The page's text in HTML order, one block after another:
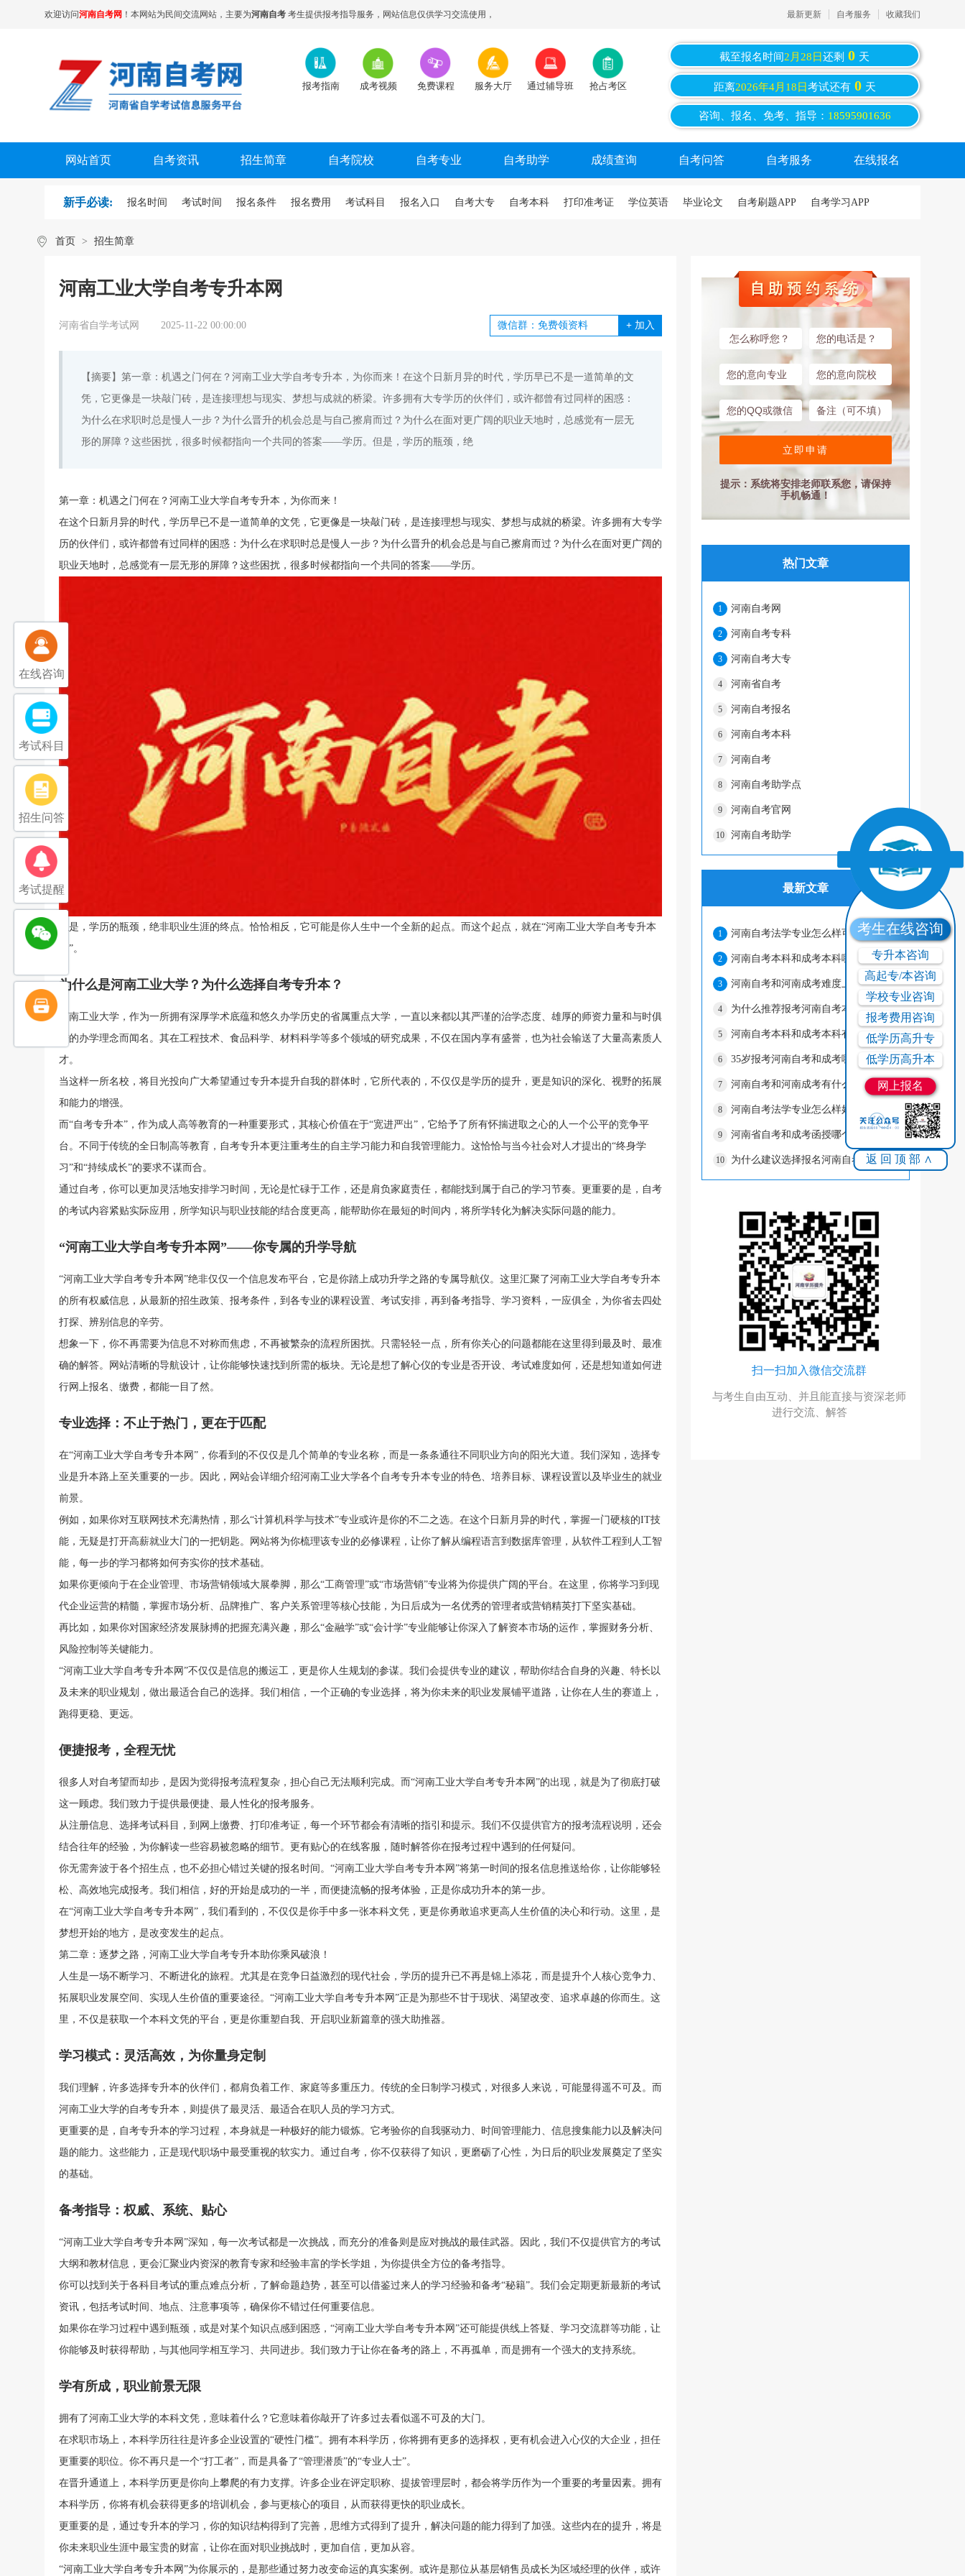
欢迎访问河南自考网 ！本网站为民间交流网站，主要为河南自考 考生提供报考指导服务，网站信息仅供学习交流使用， 最新更新 自考服务 收藏我们
报考指南 成考视频 免费课程 服务大厅 通过辅导班 抢占考区
截至报名时间2月28日还剩 0 天
距离2026年4月18日考试还有 0 天
咨询、报名、免考、指导： 18595901636
网站首页 自考资讯 招生简章 自考院校 自考专业 自考助学 成绩查询 自考问答 自考服务 在线报名
新手必读: 报名时间 考试时间 报名条件 报名费用 考试科目 报名入口 自考大专 自考本科 打印准考证 学位英语 毕业论文 自考刷题APP 自考学习APP
首页 > 招生简章
河南工业大学自考专升本网
河南省自学考试网 2025-11-22 00:00:00 + 加入
【摘要】第一章：机遇之门何在？河南工业大学自考专升本，为你而来！在这个日新月异的时代，学历早已不是一道简单的文
凭，它更像是一块敲门砖，是连接理想与现实、梦想与成就的桥梁。许多拥有大专学历的伙伴们，或许都曾有过同样的困惑：
为什么在求职时总是慢人一步？为什么晋升的机会总是与自己擦肩而过？为什么在面对更广阔的职业天地时，总感觉有一层无
形的屏障？这些困扰，很多时候都指向一个共同的答案——学历。但是，学历的瓶颈，绝
第一章：机遇之门何在？河南工业大学自考专升本，为你而来！
在这个日新月异的时代，学历早已不是一道简单的文凭，它更像是一块敲门砖，是连接理想与现实、梦想与成就的桥梁。许多拥有大专学
历的伙伴们，或许都曾有过同样的困惑：为什么在求职时总是慢人一步？为什么晋升的机会总是与自己擦肩而过？为什么在面对更广阔的
职业天地时，总感觉有一层无形的屏障？这些困扰，很多时候都指向一个共同的答案——学历。
但是，学历的瓶颈，绝非职业生涯的终点。恰恰相反，它可能是你人生中一个全新的起点。而这个起点，就在“河南工业大学自考专升本
网”。
为什么是河南工业大学？为什么选择自考专升本？
河南工业大学，作为一所拥有深厚学术底蕴和悠久办学历史的省属重点大学，一直以来都以其严谨的治学态度、雄厚的师资力量和与时俱
进的办学理念而闻名。其在工程技术、食品科学、材料科学等多个领域的研究成果，不仅在国内享有盛誉，也为社会输送了大量高素质人
才。
当这样一所名校，将目光投向广大希望通过专升本提升自我的群体时，它所代表的，不仅仅是学历的提升，更是知识的深化、视野的拓展
和能力的增强。
而“自考专升本”，作为成人高等教育的一种重要形式，其核心价值在于“宽进严出”，它给予了所有怀揣进取之心的人一个公平的竞争平
台。不同于传统的全日制高等教育，自考专升本更注重考生的自主学习能力和自我管理能力。这恰恰与当今社会对人才提出的“终身学
习”和“持续成长”的要求不谋而合。
通过自考，你可以更加灵活地安排学习时间，无论是忙碌于工作，还是肩负家庭责任，都能找到属于自己的学习节奏。更重要的是，自考
的考试内容紧贴实际应用，所学知识与职业技能的结合度更高，能帮助你在最短的时间内，将所学转化为解决实际问题的能力。
“河南工业大学自考专升本网”——你专属的升学导航
“河南工业大学自考专升本网”绝非仅仅一个信息发布平台，它是你踏上成功升学之路的专属导航仪。这里汇聚了河南工业大学自考专升本
的所有权威信息，从最新的招生政策、报考条件，到各专业的课程设置、考试安排，再到备考指导、学习资料，一应俱全，为你省去四处
打探、辨别信息的辛劳。
想象一下，你不再需要为信息不对称而焦虑，不再被繁杂的流程所困扰。只需轻轻一点，所有你关心的问题都能在这里得到最及时、最准
确的解答。网站清晰的导航设计，让你能够快速找到所需的板块。无论是想了解心仪的专业是否开设、考试难度如何，还是想知道如何进
行网上报名、缴费，都能一目了然。
专业选择：不止于热门，更在于匹配
在“河南工业大学自考专升本网”，你看到的不仅仅是几个简单的专业名称，而是一条条通往不同职业方向的阳光大道。我们深知，选择专
业是升本路上至关重要的一步。因此，网站会详细介绍河南工业大学各个自考专升本专业的特色、培养目标、课程设置以及毕业生的就业
前景。
例如，如果你对互联网技术充满热情，那么“计算机科学与技术”专业或许是你的不二之选。在这个日新月异的时代，掌握一门硬核的IT技
能，无疑是打开高薪就业大门的一把钥匙。网站将为你梳理该专业的必修课程，让你了解从编程语言到数据库管理，从软件工程到人工智
能，每一步的学习都将如何夯实你的技术基础。
如果你更倾向于在企业管理、市场营销领域大展拳脚，那么“工商管理”或“市场营销”专业将为你提供广阔的平台。在这里，你将学习到现
代企业运营的精髓，掌握市场分析、品牌推广、客户关系管理等核心技能，为日后成为一名优秀的管理者或营销精英打下坚实基础。
再比如，如果你对国家经济发展脉搏的把握充满兴趣，那么“金融学”或“会计学”专业能够让你深入了解资本市场的运作，掌握财务分析、
风险控制等关键能力。
“河南工业大学自考专升本网”不仅仅是信息的搬运工，更是你人生规划的参谋。我们会提供专业的建议，帮助你结合自身的兴趣、特长以
及未来的职业规划，做出最适合自己的选择。我们相信，一个正确的专业选择，将为你未来的职业发展铺平道路，让你在人生的赛道上，
跑得更稳、更远。
便捷报考，全程无忧
很多人对自考望而却步，是因为觉得报考流程复杂，担心自己无法顺利完成。而“河南工业大学自考专升本网”的出现，就是为了彻底打破
这一顾虑。我们致力于提供最便捷、最人性化的报考服务。
从注册信息、选择考试科目，到网上缴费、打印准考证，每一个环节都会有清晰的指引和提示。我们不仅提供官方的报考流程说明，还会
结合往年的经验，为你解读一些容易被忽略的细节。更有贴心的在线客服，随时解答你在报考过程中遇到的任何疑问。
你无需奔波于各个招生点，也不必担心错过关键的报名时间。“河南工业大学自考专升本网”将第一时间的报名信息推送给你，让你能够轻
松、高效地完成报考。我们相信，好的开始是成功的一半，而便捷流畅的报考体验，正是你成功升本的第一步。
在“河南工业大学自考专升本网”，我们看到的，不仅仅是你手中多一张本科文凭，更是你勇敢追求更高人生价值的决心和行动。这里，是
梦想开始的地方，是改变发生的起点。
第二章：逐梦之路，河南工业大学自考专升本助你乘风破浪！
人生是一场不断学习、不断进化的旅程。尤其是在竞争日益激烈的现代社会，学历的提升已不再是锦上添花，而是提升个人核心竞争力、
拓展职业发展空间、实现人生价值的重要途径。“河南工业大学自考专升本网”正是为那些不甘于现状、渴望改变、追求卓越的你而生。这
里，不仅是获取一个本科文凭的平台，更是你重塑自我、开启职业新篇章的强大助推器。
学习模式：灵活高效，为你量身定制
我们理解，许多选择专升本的伙伴们，都肩负着工作、家庭等多重压力。传统的全日制学习模式，对很多人来说，可能显得遥不可及。而
河南工业大学的自考专升本，则提供了最灵活、最适合在职人员的学习方式。
更重要的是，自考专升本的学习过程，本身就是一种极好的能力锻炼。它考验你的自我驱动力、时间管理能力、信息搜集能力以及解决问
题的能力。这些能力，正是现代职场中最受重视的软实力。通过自考，你不仅获得了知识，更磨砺了心性，为日后的职业发展奠定了坚实
的基础。
备考指导：权威、系统、贴心
“河南工业大学自考专升本网”深知，每一次考试都是一次挑战，而充分的准备则是应对挑战的最佳武器。因此，我们不仅提供官方的考试
大纲和教材信息，更会汇聚业内资深的教育专家和经验丰富的学长学姐，为你提供全方位的备考指导。
你可以找到关于各科目考试的重点难点分析，了解命题趋势，甚至可以借鉴过来人的学习经验和备考“秘籍”。我们会定期更新最新的考试
资讯，包括考试时间、地点、注意事项等，确保你不错过任何重要信息。
如果你在学习过程中遇到瓶颈，或是对某个知识点感到困惑，“河南工业大学自考专升本网”还可能提供线上答疑、学习交流群等功能，让
你能够及时获得帮助，与其他同学相互学习、共同进步。我们致力于让你在备考的路上，不再孤单，而是拥有一个强大的支持系统。
学有所成，职业前景无限
拥有了河南工业大学的本科文凭，意味着什么？它意味着你敲开了许多过去看似遥不可及的大门。
在求职市场上，本科学历往往是许多企业设置的“硬性门槛”。拥有本科学历，你将拥有更多的选择权，更有机会进入心仪的大企业，担任
更重要的职位。你不再只是一个“打工者”，而是具备了“管理潜质”的“专业人士”。
在晋升通道上，本科学历更是你向上攀爬的有力支撑。许多企业在评定职称、提拔管理层时，都会将学历作为一个重要的考量因素。拥有
本科学历，你将有机会获得更多的培训机会，参与更核心的项目，从而获得更快的职业成长。
更重要的是，通过专升本的学习，你的知识结构得到了完善，思维方式得到了提升，解决问题的能力得到了加强。这些内在的提升，将是
你未来职业生涯中最宝贵的财富，让你在面对职业挑战时，更加自信，更加从容。
“河南工业大学自考专升本网”为你展示的，是那些通过努力改变命运的真实案例。或许是那位从基层销售员成长为区域经理的伙伴，或许
立即申请
提示：系统将安排老师联系您，请保持
手机畅通！
热门文章
1 河南自考网
2 河南自考专科
3 河南自考大专
4 河南省自考
5 河南自考报名
6 河南自考本科
7 河南自考
8 河南自考助学点
9 河南自考官网
10 河南自考助学
最新文章
1 河南自考法学专业怎么样可以报名吗？
2 河南自考本科和成考本科哪个含金量高？
3 河南自考和河南成考难度上有什么区别？
4 为什么推荐报考河南自考本科？
5 河南自考本科和成考本科有什么区别？
6 35岁报考河南自考和成考哪个好？
7 河南自考和河南成考有什么区别推荐报什么
8 河南自考法学专业怎么样好考吗？
9 河南省自考和成考函授哪个好？
10 为什么建议选择报名河南自考本科？
扫一扫加入微信咨询号 扫一扫加入微信交流群 扫一扫加入微信咨询号 扫一扫加入微信交流群
与考生自由互动、并且能直接与资深老师
进行交流、解答
考生在线咨询
专升本咨询
高起专/本咨询
学校专业咨询
报考费用咨询
低学历高升专
低学历高升本
网上报名
返回顶部∧
在线咨询
考试科目
招生问答
考试提醒